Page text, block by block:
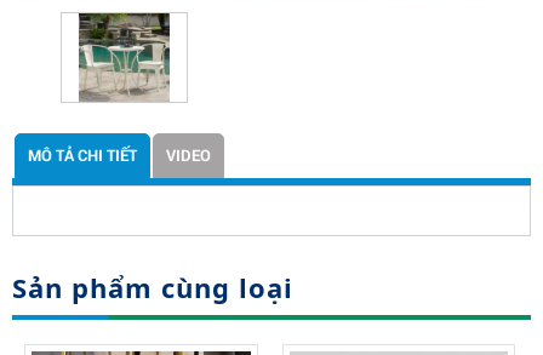
MÔ TẢ CHI TIẾT VIDEO
Sản phẩm cùng loại